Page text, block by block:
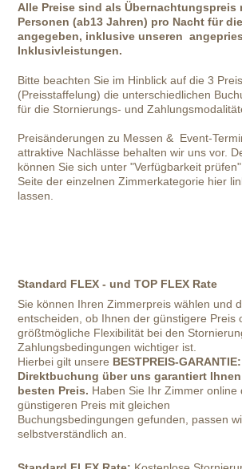
Alle Preise sind als Übernachtungspreis
Personen (ab13 Jahren) pro Nacht für
angegeben, inklusive unseren
Inklusivleistungen.
Bitte beachten Sie im Hinblick auf die 3
(Preisstaffelung) die unterschiedlichen
für die Stornierungs- und
Preisänderungen zu Messen & Event-
attraktive Nachlässe behalten wir uns vor.
können Sie sich unter "Verfügbarkeit
Seite der einzelnen Zimmerkategorie hier
lassen.
Standard FLEX - und TOP FLEX Rate
Sie können Ihren Zimmerpreis wählen und
entscheiden, ob Ihnen der günstigere Preis
größtmögliche Flexibilität bei den
Zahlungsbedingungen wichtiger ist.
Hierbei gilt unsere BESTPREIS-GARANTIE:
Direktbuchung über uns garantiert
besten Preis. Haben Sie Ihr Zimmer online
günstigeren Preis mit gleichen
Buchungsbedingungen gefunden, passen
selbstverständlich an.